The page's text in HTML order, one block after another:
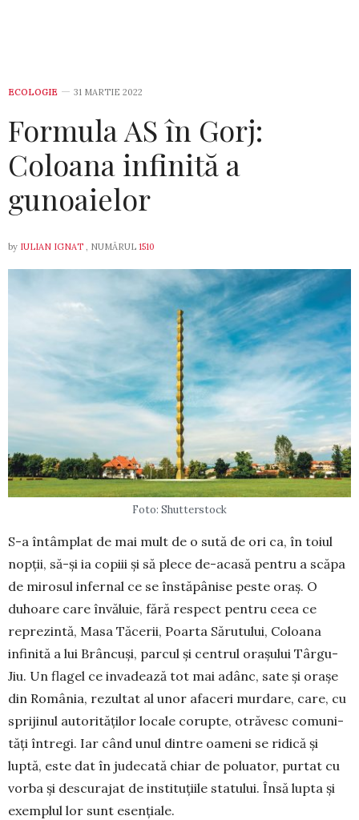
ECOLOGIE 31 MARTIE 2022
Formula AS în Gorj:
Coloana infinită a
gunoaielor
by IULIAN IGNAT , NUMĂRUL 1510
Foto: Shutterstock
S-a întâmplat de mai mult de o sută de ori ca, în toiul
nopții, să-și ia copiii și să ple­ce de-acasă pentru a scăpa
de mirosul in­fernal ce se înstăpânise peste oraș. O
duhoare care învăluie, fără respect pentru ceea ce
reprezintă, Masa Tă­cerii, Poar­ta Săru­tului, Co­loana
infinită a lui Brân­cuși, parcul și centrul orașului Târ­gu-
Jiu. Un fla­gel ce in­vadează tot mai adânc, sate și orașe
din Ro­mânia, re­zultat al unor afa­ceri mur­dare, care, cu
spri­jinul auto­rităților locale co­rupte, otră­vesc comuni­
tăți în­tregi. Iar când unul dintre oameni se ri­dică și
luptă, este dat în ju­decată chiar de poluator, purtat cu
vorba și descurajat de insti­tu­țiile statului. Însă lupta și
exem­plul lor sunt esențiale.